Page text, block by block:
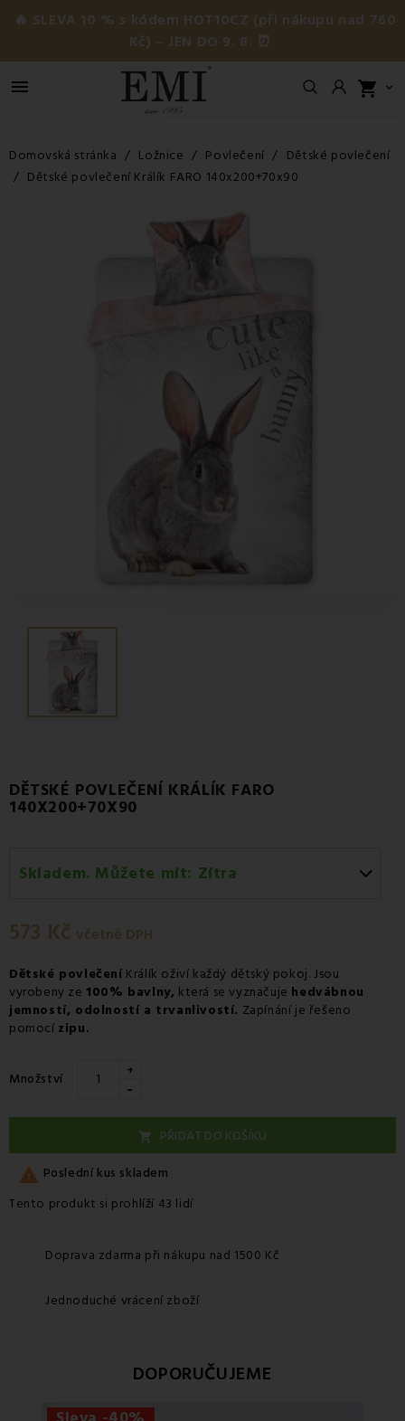
🔥 SLEVA 10 % s kódem HOT10CZ (při nákupu nad 760
Kč) – JEN DO 9. 8. ⏰
 shopping_cart 
Domovská stránka Ložnice Povlečení
Dětské povlečení
Dětské povlečení Králík FARO 140x200+70x90
DĚTSKÉ POVLEČENÍ KRÁLÍK FARO
140X200+70X90
Skladem. Můžete mít: Zítra
Středa 12.08 -Kurýr GLS
573 Kč včetně DPH
Dětské povlečení Králík oživí každý dětský pokoj. Jsou
vyrobeny ze100% bavlny, která se vyznačuje hedvábnou
jemností, odolností a trvanlivostí. Zapínání je řešeno
pomocí zipu.
Množství +
-
 PŘIDAT DO KOŠÍKU
 Poslední kus skladem
Tento produkt si prohlíží 43 lidí
Doprava zdarma při nákupu nad 1500 Kč
Jednoduché vrácení zboží
DOPORUČUJEME